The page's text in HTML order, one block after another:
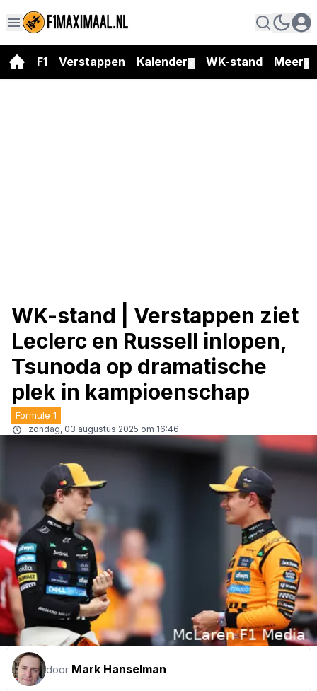
F1 Verstappen Kalender WK-stand Meer
WK-stand | Verstappen ziet
Leclerc en Russell inlopen,
Tsunoda op dramatische
plek in kampioenschap
Formule 1
zondag, 03 augustus 2025 om 16:46
door Mark Hanselman